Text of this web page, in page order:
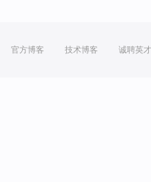
官方博客 技术博客 诚聘英才